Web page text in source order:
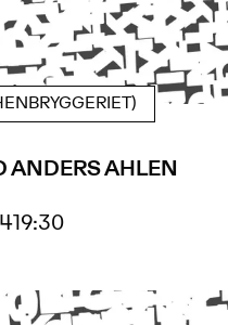
ANDERS AHLEN
19:30